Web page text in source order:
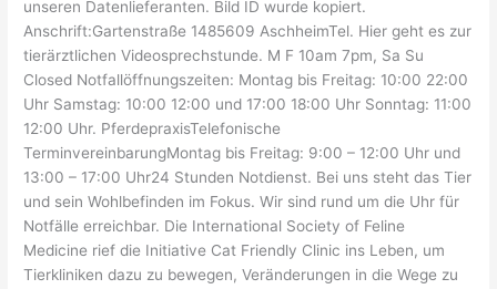
unseren Datenlieferanten. Bild ID wurde kopiert.
Anschrift:Gartenstraße 1485609 AschheimTel. Hier geht es zur
tierärztlichen Videosprechstunde. M F 10am 7pm, Sa Su
Closed Notfallöffnungszeiten: Montag bis Freitag: 10:00 22:00
Uhr Samstag: 10:00 12:00 und 17:00 18:00 Uhr Sonntag: 11:00
12:00 Uhr. PferdepraxisTelefonische
TerminvereinbarungMontag bis Freitag: 9:00 – 12:00 Uhr und
13:00 – 17:00 Uhr24 Stunden Notdienst. Bei uns steht das Tier
und sein Wohlbefinden im Fokus. Wir sind rund um die Uhr für
Notfälle erreichbar. Die International Society of Feline
Medicine rief die Initiative Cat Friendly Clinic ins Leben, um
Tierkliniken dazu zu bewegen, Veränderungen in die Wege zu